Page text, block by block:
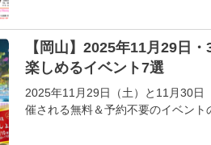
【岡山】2025年11月29日
楽しめるイベント7選
2025年11月29日（土）と11月30日
催される無料＆予約不要のイベント